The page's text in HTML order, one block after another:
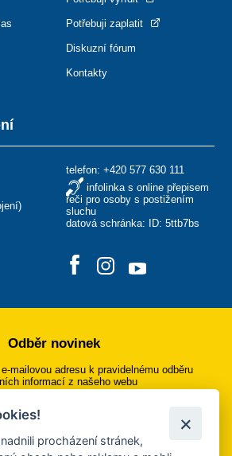
)
telefon: +420 577 630 111
infolinka s online přepisem
řeči pro osoby s postižením
sluchu
datová schránka: ID: 5ttb7bs
Potřebuji zaplatit
Diskuzní fórum
Kontakty
Odběr novinek
mailovou adresu k pravidelnému odběru
informací z našeho webu
Přihlásit se k odběru
procházení stránek,